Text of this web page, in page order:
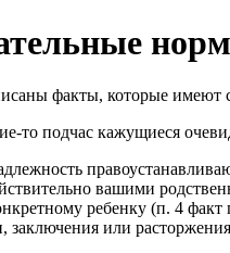
факты, которые имеют
то подчас кажущиеся
вашими
ребенку (п. 4 факт
или